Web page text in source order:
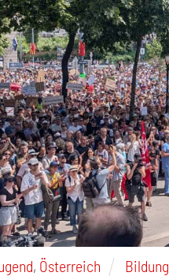
, Österreich Bildung